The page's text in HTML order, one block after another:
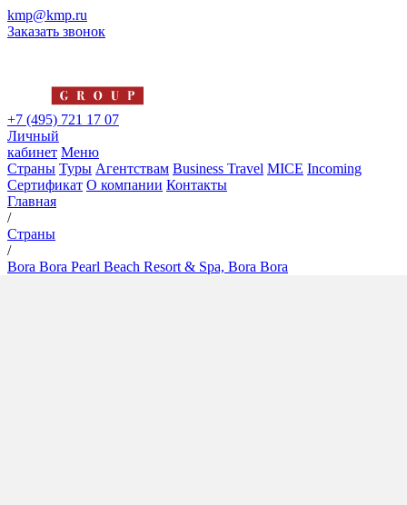
kmp@kmp.ru
Заказать звонок
+7 (495) 721 17 07
Личный
кабинет Меню
Страны Туры Агентствам Business Travel MICE Incoming
Сертификат О компании Контакты
Главная
/
Страны
/
Bora Bora Pearl Beach Resort & Spa, Bora Bora